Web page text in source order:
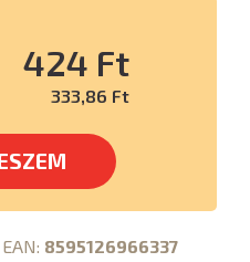
424 Ft
333,86 Ft
, EAN: 8595126966337